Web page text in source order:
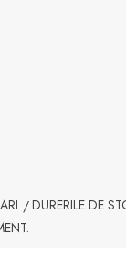
DURERILE DE